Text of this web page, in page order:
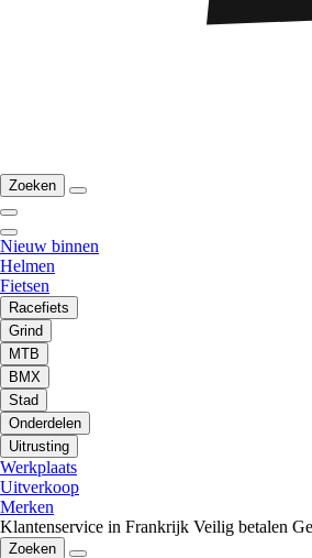
Zoeken
Nieuw binnen
Helmen
Fietsen
Racefiets
Grind
MTB
BMX
Stad
Onderdelen
Uitrusting
Werkplaats
Uitverkoop
Merken
Klantenservice in Frankrijk Veilig betalen
Zoeken